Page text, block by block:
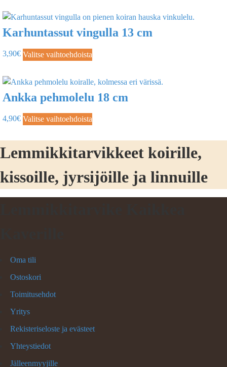
Karhuntassut vingulla 13 cm
3,90€ Valitse vaihtoehdoista
Ankka pehmolelu 18 cm
4,90€ Valitse vaihtoehdoista
Lemmikkitarvikkeet koirille,
kissoille, jyrsijöille ja linnuille
Oma tili
Ostoskori
Toimitusehdot
Yritys
Rekisteriseloste ja evästeet
Yhteystiedot
Jälleenmyyjille